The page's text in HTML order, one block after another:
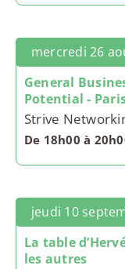
mercredi 26
General
Potential -
Strive
De 18h00 à
jeudi 10
La table
les autres